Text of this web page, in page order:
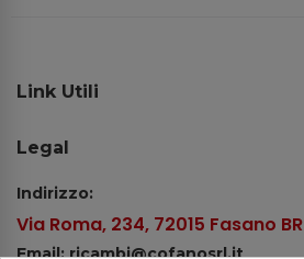
Link Utili
Legal
Indirizzo:
Via Roma, 234, 72015 Fasano BR
Email: ricambi@cofanosrl.it